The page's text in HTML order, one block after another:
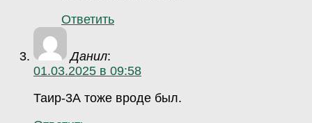
Ответить
Данил:
01.03.2025 в 09:58
Таир-3А тоже вроде был.